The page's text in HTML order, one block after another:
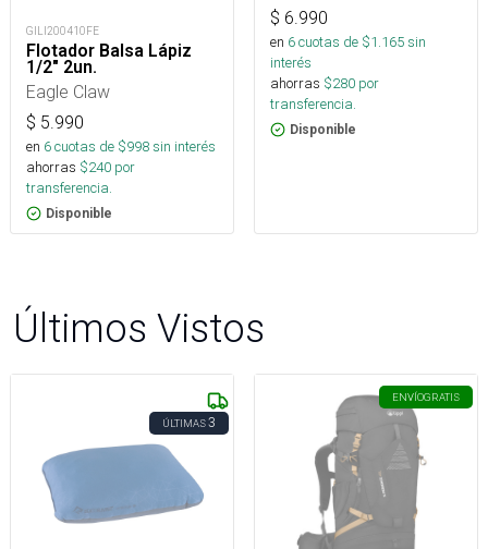
GILI200410FE
Flotador Balsa Lápiz
1/2" 2un.
Eagle Claw
$ 5.990
en 6cuotas de $998sin interés
ahorras $240 por
transferencia.
Disponible
$ 6.990
en 6cuotas de $1.165sin
interés
ahorras $280 por
transferencia.
Disponible
Últimos Vistos
ÚLTIMAS3
ENVÍOGRATIS